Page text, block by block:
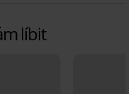
líbit